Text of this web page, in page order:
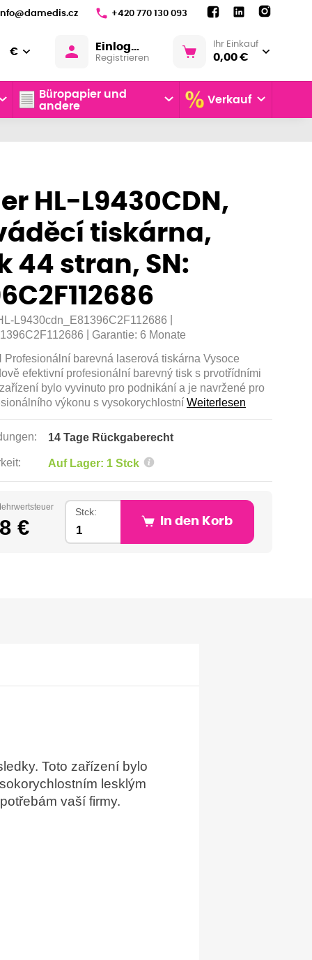
+420 770 130 093
€ Einloggen
Registrieren
Ihr Einkauf
0,00 €
Büropapier und
andere
Verkauf
HL-L9430CDN,
tiskárna,
44 stran, SN:
L9430cdn_E81396C2F112686
Garantie: 6 Monate
Profesionální barevná laserová tiskárna Vysoce
efektivní profesionální barevný tisk s prvotřídními
bylo vyvinuto pro podnikání a je navržené pro
výkonu s vysokorychlostní Weiterlesen
14 Tage Rückgaberecht
Auf Lager: 1 Stck
€
Stck:
In den Korb
Toto zařízení bylo
lesklým
vaší firmy.